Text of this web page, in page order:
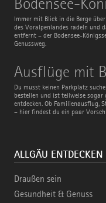
Immer mit Blick in die Berge
des Voralpenlandes radeln und
entfernt – der Bodensee-
Genussweg.
Königssee-
Radweg
Ausflüge mit
Du musst keinen Parkplatz
bestellen und ist teilweise
entdecken. Ob Familienausflug,
– hier findest du ein paar
Ausflüge
mit
Bus
und
Bahn
ALLGÄU ENTDECKEN
Draußen sein
Gesundheit & Genuss